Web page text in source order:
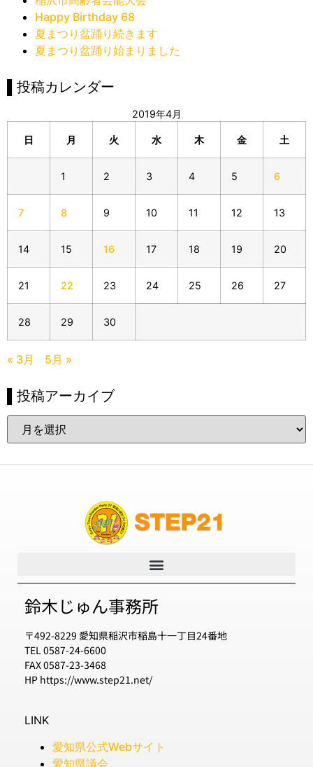
Happy Birthday 68
夏まつり盆踊り続きます
夏まつり盆踊り始まりました
▌投稿カレンダー
2019年4月
日 月 火 水 木 金 土
1 2 3 4 5 6
7 8 9 10 11 12 13
14 15 16 17 18 19 20
21 22 23 24 25 26 27
28 29 30
« 3月 5月 »
▌投稿アーカイブ
鈴木じゅん事務所
〒492-8229 愛知県稲沢市稲島十一丁目24番地
TEL 0587-24-6600
FAX 0587-23-3468
HP https://www.step21.net/
LINK
愛知県公式Webサイト
愛知県議会